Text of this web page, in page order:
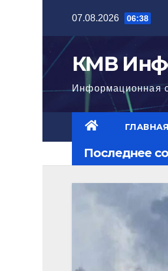
содержимому
07.08.2026 06:38
КМВ
Информационная
ГЛАВНАЯ
Последнее
нового уровня Ближний